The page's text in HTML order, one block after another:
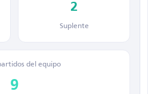
2
Suplente
del equipo
9